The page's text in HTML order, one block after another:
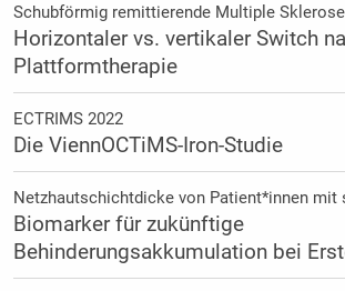
Schubförmig remittierende Multiple Sklerose
Horizontaler vs. vertikaler Switch
Plattformtherapie
ECTRIMS 2022
Die ViennOCTiMS-Iron-Studie
Netzhautschichtdicke von Patient*innen mit
Biomarker für zukünftige
Behinderungsakkumulation bei